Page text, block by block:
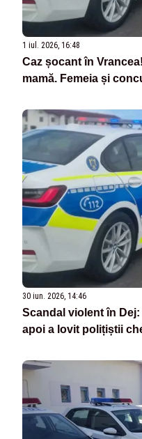
1 iul. 2026, 16:48
Caz șocant în
mamă. Femeia și
30 iun. 2026, 14:46
Scandal violent în
apoi a lovit polițiștii